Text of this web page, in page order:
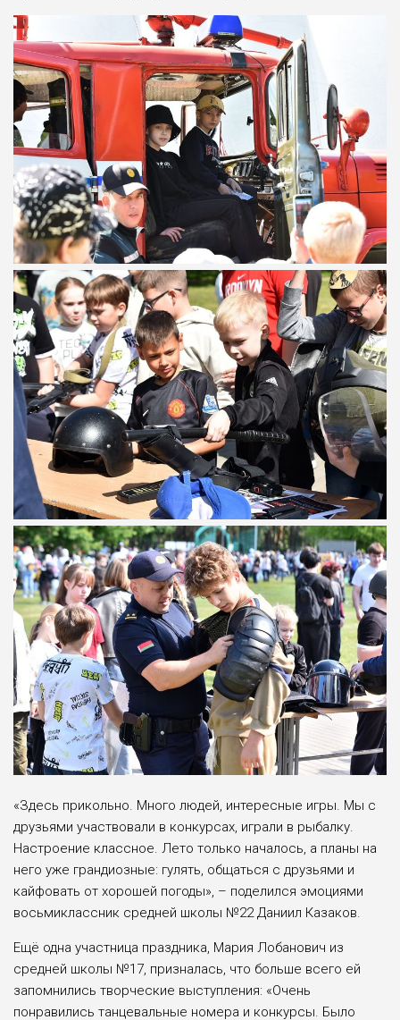
«Здесь прикольно. Много людей, интересные игры. Мы с
друзьями участвовали в конкурсах, играли в рыбалку.
Настроение классное. Лето только началось, а планы на
него уже грандиозные: гулять, общаться с друзьями и
кайфовать от хорошей погоды», – поделился эмоциями
восьмиклассник средней школы №22 Даниил Казаков.
Ещё одна участница праздника, Мария Лобанович из
средней школы №17, призналась, что больше всего ей
запомнились творческие выступления: «Очень
понравились танцевальные номера и конкурсы. Было